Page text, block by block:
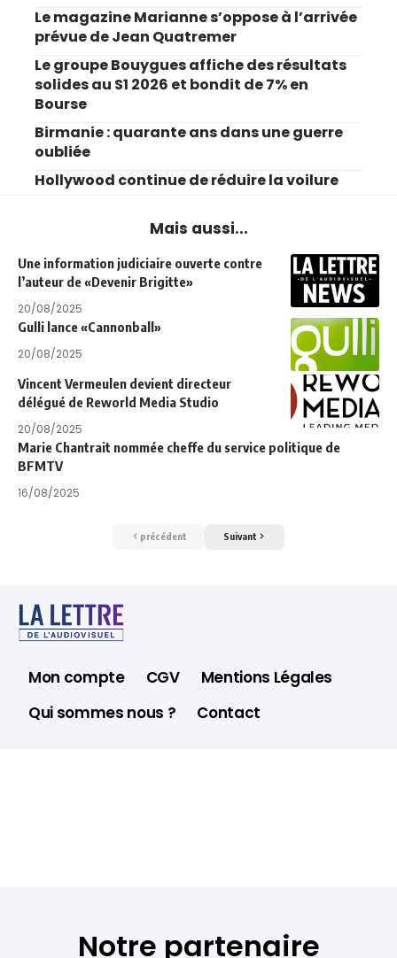
Le magazine Marianne s’oppose à l’arrivée
prévue de Jean Quatremer
Le groupe Bouygues affiche des résultats
solides au S1 2026 et bondit de 7% en
Bourse
Birmanie : quarante ans dans une guerre
oubliée
Hollywood continue de réduire la voilure
Mais aussi...
Une information judiciaire ouverte contre
l’auteur de «Devenir Brigitte»
20/08/2025
Gulli lance «Cannonball»
20/08/2025
Vincent Vermeulen devient directeur
délégué de Reworld Media Studio
20/08/2025
Marie Chantrait nommée cheffe du service politique de
BFMTV
16/08/2025
précédent Suivant
Mon compte CGV
Mentions Légales
Qui sommes nous ?
Contact
Notre partenaire